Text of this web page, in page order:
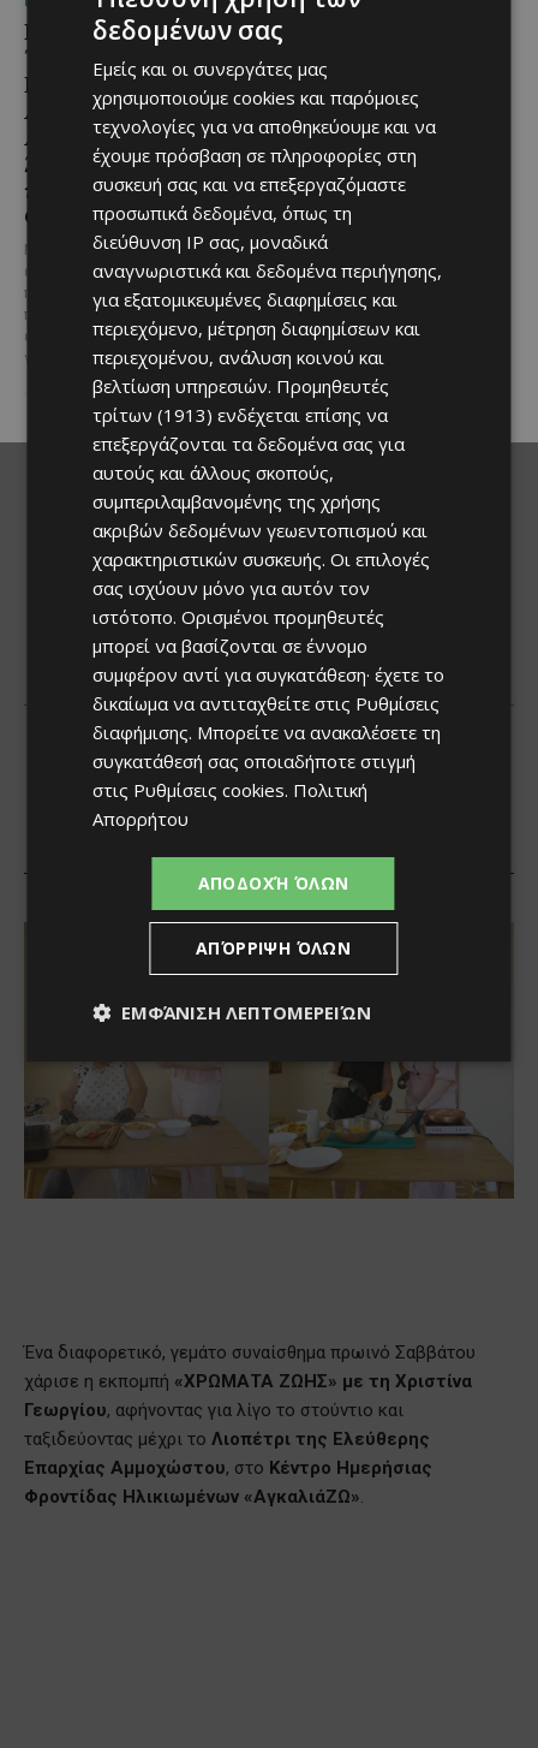
Εμβληματική
Τουριστική Έκταση στην
Παραλιακή Ζώνη
Αλαμινού με
Αδειοδοτημένη
Ξενοδοχειακή Ανάπτυξη
και Πανοραμική Θέα της
Θάλασσας
Μια εξαιρετικά σπάνια
επενδυτική ευκαιρία
παρουσιάζεται στην παραλιακή
περιοχή του Αλαμινού, στην
επαρχία Λάρνακας. Πρόκειται
για τρία συνεχόμενα...
Επένδυση €31 εκατ. για
Υπηρεσιών Κοινωνικής
Ευημερίας
Το έργο υλοποιείται στο πλαίσιο
του Προγράμματος Πολιτικής
Συνοχής «ΘΑΛΕΙΑ2021-2027», με
τη συγχρηματοδότησης της ΕΕ
Σε μία από τις...
δεδομένων σας
Εμείς και οι συνεργάτες μας
χρησιμοποιούμε cookies και παρόμοιες
τεχνολογίες για να αποθηκεύουμε και να
έχουμε πρόσβαση σε πληροφορίες στη
συσκευή σας και να επεξεργαζόμαστε
προσωπικά δεδομένα, όπως τη
διεύθυνση IP σας, μοναδικά
αναγνωριστικά και δεδομένα περιήγησης,
για εξατομικευμένες διαφημίσεις και
περιεχόμενο, μέτρηση διαφημίσεων και
περιεχομένου, ανάλυση κοινού και
βελτίωση υπηρεσιών. Προμηθευτές
τρίτων (1913) ενδέχεται επίσης να
επεξεργάζονται τα δεδομένα σας για
αυτούς και άλλους σκοπούς,
συμπεριλαμβανομένης της χρήσης
ακριβών δεδομένων γεωεντοπισμού και
χαρακτηριστικών συσκευής. Οι επιλογές
σας ισχύουν μόνο για αυτόν τον
ιστότοπο. Ορισμένοι προμηθευτές
μπορεί να βασίζονται σε έννομο
συμφέρον αντί για συγκατάθεση· έχετε το
δικαίωμα να αντιταχθείτε στις Ρυθμίσεις
διαφήμισης. Μπορείτε να ανακαλέσετε τη
συγκατάθεσή σας οποιαδήποτε στιγμή
στις Ρυθμίσεις cookies. Πολιτική
Απορρήτου
ΑΠΟΔΟΧΉ ΌΛΩΝ
ΑΠΌΡΡΙΨΗ ΌΛΩΝ
ΕΜΦΆΝΙΣΗ ΛΕΠΤΟΜΕΡΕΙΏΝ